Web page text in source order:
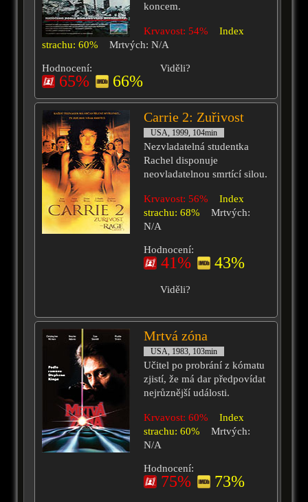
koncem.
Krvavost: 54%
Index
strachu: 60%
Mrtvých: N/A
Hodnocení:
65% 66%
Viděli?
Carrie 2: Zuřivost
USA, 1999, 104min
Nezvladatelná studentka
Rachel disponuje
neovladatelnou smrtící silou.
Krvavost: 56%
Index
strachu: 68%
Mrtvých:
N/A
Hodnocení:
41% 43%
Viděli?
Mrtvá zóna
USA, 1983, 103min
Učitel po probrání z kómatu
zjistí, že má dar předpovídat
nejrůznější události.
Krvavost: 60%
Index
strachu: 60%
Mrtvých:
N/A
Hodnocení:
75% 73%